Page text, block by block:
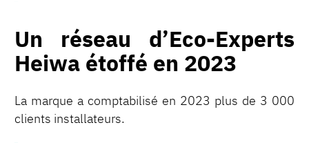
Un réseau d’Eco-Experts
Heiwa étoffé en 2023
La marque a comptabilisé en 2023 plus de 3 000
clients installateurs.